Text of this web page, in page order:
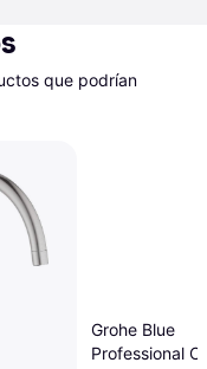
que podrían
Grohe Blue
Professional